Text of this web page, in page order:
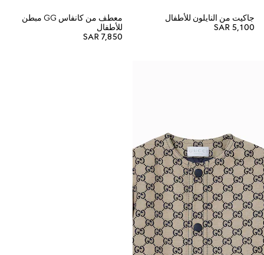
جاكيت من النايلون للأطفال
SAR 5,100
معطف من كانفاس GG مبطن
للأطفال
SAR 7,850